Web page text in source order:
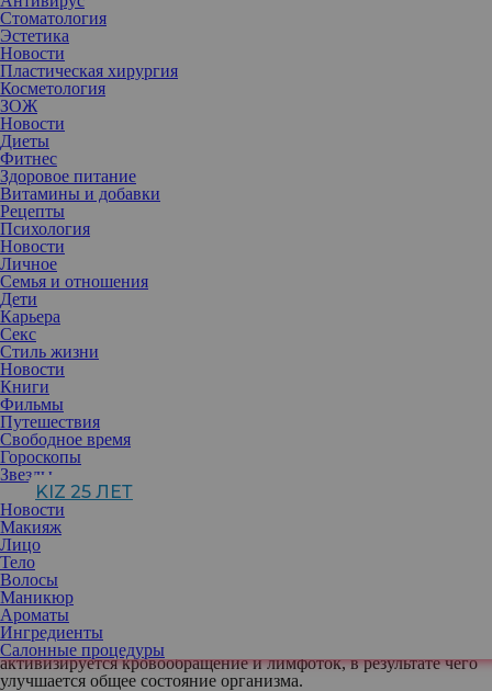
Стоматология
Эстетика
Новости
Пластическая хирургия
Косметология
ЗОЖ
Новости
Диеты
Фитнес
Здоровое питание
Витамины и добавки
Рецепты
Психология
Новости
Личное
Семья и отношения
Дети
Карьера
Секс
Стиль жизни
Новости
Книги
Фильмы
Путешествия
Свободное время
Гороскопы
Звезды
KIZ 25 ЛЕТ
Новости
Макияж
Лицо
Тело
Волосы
Маникюр
Ароматы
Ингредиенты
Салонные процедуры
Умелые движения рук опытного массажиста нельзя сравнить ни
с каким воздействием инструментов и аппаратов. Особенно,
если они приносит очевидную пользу.
Хиромассаж, еще его называют испанский массаж, — это
техника мануальной терапии (от лат. «хиро» — «рука»), в
которой специалист задействует пальцы, ладони, предплечья и
локти. Этот массаж сочетает в себе несколько направлений, в
нем есть классические и восточные приемы, а также элементы
из их хиропрактики (лечение руками) и знания кинезиологии
(наука о движении). Мастер может импровизировать и выбирает
те приемы, которые подходят в конкретном случае и помогают
достичь определенных целей.
В процессе хиромассажа активно прорабатываются мышцы,
активизируется кровообращение и лимфоток, в результате чего
улучшается общее состояние организма.